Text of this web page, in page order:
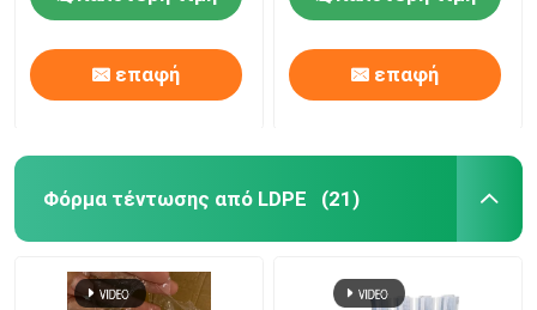
επαφή επαφή
Φόρμα τέντωσης από LDPE (21)